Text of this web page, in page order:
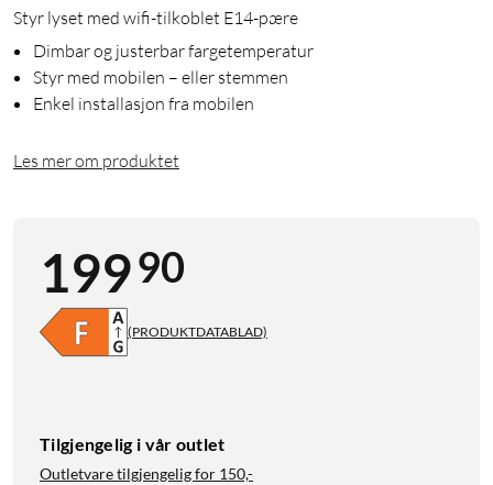
Styr lyset med wifi-tilkoblet E14-pære
Dimbar og justerbar fargetemperatur
Styr med mobilen – eller stemmen
Enkel installasjon fra mobilen
Les mer om produktet
19990
(PRODUKTDATABLAD)
Tilgjengelig i vår outlet
Outletvare tilgjengelig for 150,-